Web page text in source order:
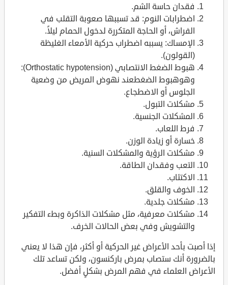
فقدان حاسة الشم.
اضطرابات النوم: قد تسببها صعوبة التقلب في
الفراش، أو الحاجة المتكررة لدخول الحمام ليلاً.
الإمساك: يسببه اضطراب حركية الأمعاء الغليظة
(القولون).
هبوط الضغط الانتصابي (Orthostatic hypotension):
وهوهبوط الضغطعند نهوض المريض من وضعية
الجلوس أو الاضطجاع.
مشكلات التبول.
المشكلات الجنسية.
فرط اللعاب.
خسارة أو زيادة الوزن.
مشكلات الرؤية والمشكلات السنية.
التعب وفقدان الطاقة.
الاكتئاب.
الخوف والقلق.
مشكلات جلدية.
مشكلات معرفية، مثل مشكلات الذاكرة وبطء التفكير
والتشويش وفي بعض الحالات الخرف.
إذا أصبت بأحد الأعراض غير الحركية أو أكثر، فإن هذا لا يعني
بالضرورة أنك ستصاب بمرض باركنسون، ولكن تساعد تلك
الأعراض العلماء في فهم المرض بشكلٍ أفضل.